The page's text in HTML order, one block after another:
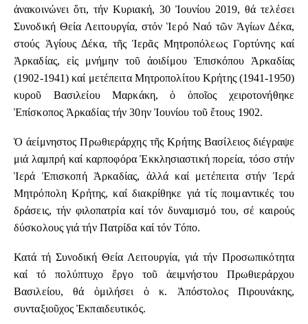
ἀνακοινώνει ὅτι, τήν Κυριακή, 30 Ἰουνίου 2019, θά τελέσει
Συνοδική Θεία Λειτουργία, στόν Ἱερό Ναό τῶν Ἁγίων Δέκα,
στούς Ἁγίους Δέκα, τῆς Ἱερᾶς Μητροπόλεως Γορτύνης καί
Ἀρκαδίας, εἰς μνήμην τοῦ ἀοιδίμου Ἐπισκόπου Ἀρκαδίας
(1902-1941) καί μετέπειτα Μητροπολίτου Κρήτης (1941-1950)
κυροῦ Βασιλείου Μαρκάκη, ὁ ὁποῖος χειροτονήθηκε
Ἐπίσκοπος Ἀρκαδίας τήν 30ην Ἰουνίου τοῦ ἔτους 1902.
Ὁ ἀείμνηστος Πρωθιεράρχης τῆς Κρήτης Βασίλειος διέγραψε
μιά λαμπρή καί καρποφόρα Ἐκκλησιαστική πορεία, τόσο στήν
Ἱερά Ἐπισκοπή Ἀρκαδίας, ἀλλά καί μετέπειτα στήν Ἱερά
Μητρόπολη Κρήτης, καί διακρίθηκε γιά τίς ποιμαντικές του
δράσεις, τήν φιλοπατρία καί τόν δυναμισμό του, σέ καιρούς
δύσκολους γιά τήν Πατρίδα καί τόν Τόπο.
Κατά τή Συνοδική Θεία Λειτουργία, γιά τήν Προσωπικότητα
καί τό πολύπτυχο ἔργο τοῦ ἀειμνήστου Πρωθιεράρχου
Βασιλείου, θά ὁμιλήσει ὁ κ. Ἀπόστολος Πιρουνάκης,
συνταξιοῦχος Ἐκπαιδευτικός.